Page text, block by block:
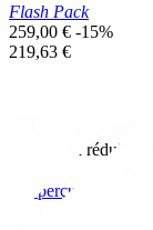
Flash Pack
Prix
de
259,00 € -15%
Prix
219,63 €
Prix réduit
Aperçu rapide